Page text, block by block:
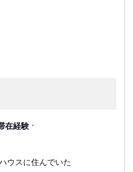
在経験 *
ウスに住んでいた